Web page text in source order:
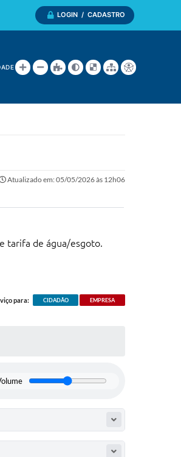
LOGIN / CADASTRO
Atualizado em: 05/05/2026 às 12h06
tarifa de água/esgoto.
para: CIDADÃO EMPRESA